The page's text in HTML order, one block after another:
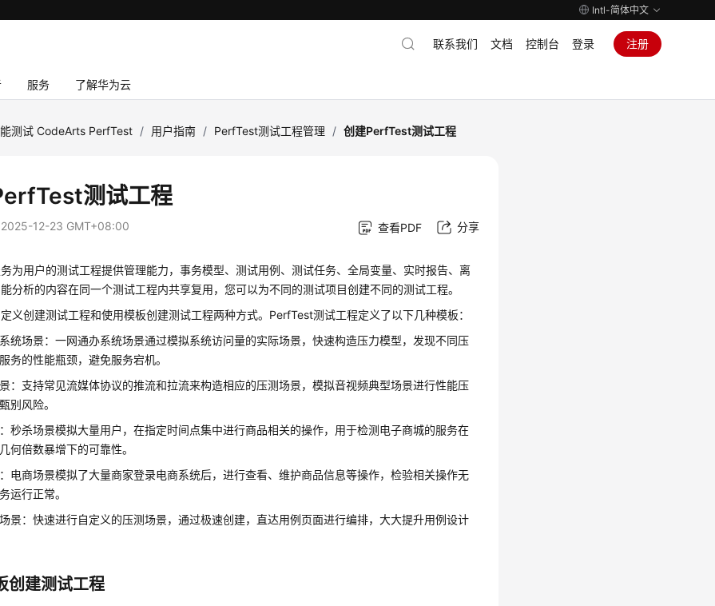
Intl-简体中文
服务 了解华为云
联系我们 文档 控制台 登录 注册
测试 CodeArts PerfTest / 用户指南 / PerfTest测试工程管理 / 创建PerfTest测试工程
测试工程
2025-12-23 GMT+08:00 查看PDF 分享
为用户的测试工程提供管理能力，事务模型、测试用例、测试任务、全局变量、实时报告、离
分析的内容在同一个测试工程内共享复用，您可以为不同的测试项目创建不同的测试工程。
义创建测试工程和使用模板创建测试工程两种方式。PerfTest测试工程定义了以下几种模板：
统场景：一网通办系统场景通过模拟系统访问量的实际场景，快速构造压力模型，发现不同压
务的性能瓶颈，避免服务宕机。
：支持常见流媒体协议的推流和拉流来构造相应的压测场景，模拟音视频典型场景进行性能压
别风险。
秒杀场景模拟大量用户，在指定时间点集中进行商品相关的操作，用于检测电子商城的服务在
何倍数暴增下的可靠性。
电商场景模拟了大量商家登录电商系统后，进行查看、维护商品信息等操作，检验相关操作无
运行正常。
景：快速进行自定义的压测场景，通过极速创建，直达用例页面进行编排，大大提升用例设计
创建测试工程